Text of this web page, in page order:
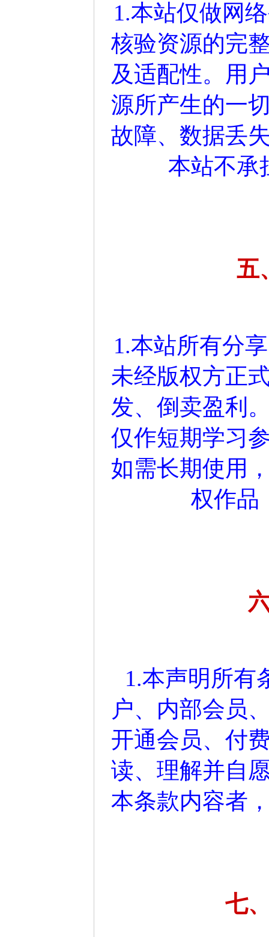
1.本站仅做网
核验资源的完
及适配性。用
源所产生的一
故障、数据丢
本站不承
五
1.本站所有分
未经版权方正
发、倒卖盈利
仅作短期学习
如需长期使用
权作品
1.本声明所有
户、内部会员
开通会员、付
读、理解并自
本条款内容者
七